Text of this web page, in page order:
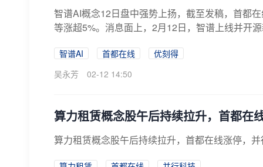
智谱AI概念12日盘中强势上扬，截至发稿，首都
等涨超5%。消息面上，2月12日，智谱上线并开
智谱AI 首都在线
优刻得
吴永芳
02-12 14:50
算力租赁概念股午后持续拉升，首都在
算力租赁概念股午后持续拉升，首都在线涨停，